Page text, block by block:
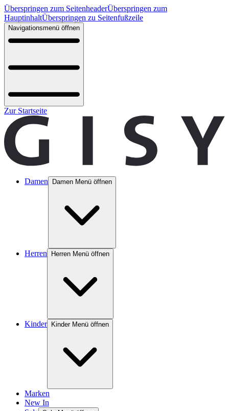
Überspringen zum SeitenheaderÜberspringen zum
HauptinhaltÜberspringen zu Seitenfußzeile
Navigationsmenü öffnen
Zur Startseite
Damen Damen Menü öffnen
Herren Herren Menü öffnen
Kinder Kinder Menü öffnen
Marken
New In